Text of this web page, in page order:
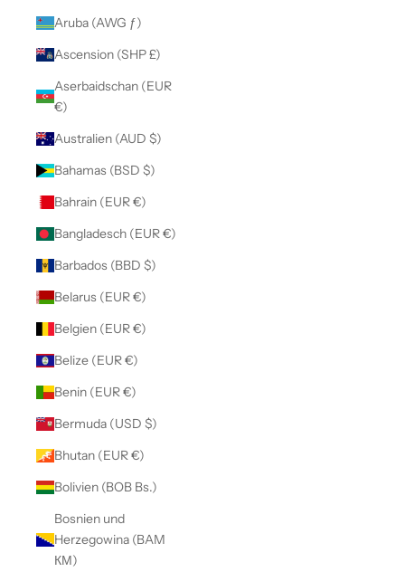
Aruba (AWG ƒ)
Ascension (SHP £)
Aserbaidschan (EUR
€)
Australien (AUD $)
Bahamas (BSD $)
Bahrain (EUR €)
Bangladesch (EUR €)
Barbados (BBD $)
Belarus (EUR €)
Belgien (EUR €)
Belize (EUR €)
Benin (EUR €)
Bermuda (USD $)
Bhutan (EUR €)
Bolivien (BOB Bs.)
Bosnien und
Herzegowina (BAM
КМ)